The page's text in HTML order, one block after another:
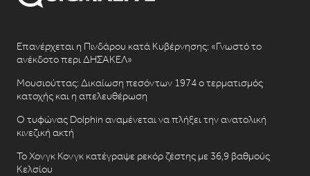
Επανέρχεται η Πινδάρου κατά Κυβέρνησης: «Γνωστό το
ανέκδοτο περι ΔΗΣΑΚΕΛ»
Μουσιούττας: Δικαίωση πεσόντων 1974 ο τερματισμός
κατοχής και η απελευθέρωση
Ο τυφώνας Dolphin αναμένεται να πλήξει την ανατολική
κινεζική ακτή
Το Χονγκ Κονγκ κατέγραψε ρεκόρ ζέστης με 36,9 βαθμούς
Κελσίου